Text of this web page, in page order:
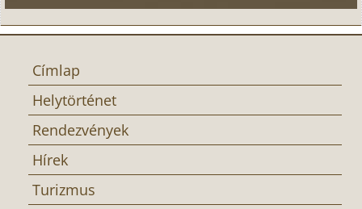
Címlap
Helytörténet
Rendezvények
Hírek
Turizmus